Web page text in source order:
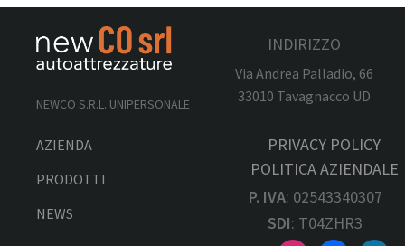
NEWCO S.R.L. UNIPERSONALE
INDIRIZZO
Via Andrea Palladio, 66
33010 Tavagnacco UD
AZIENDA
PRODOTTI
NEWS
PRIVACY POLICY
POLITICA AZIENDALE
P. IVA: 02543340307
SDI: T04ZHR3